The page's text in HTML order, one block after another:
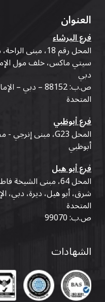
العنوان
فرع البرشاء
المحل رقم 18، مبنى
دبي
ص.ب: 88152 – دبي –
المتحدة
فرع أبوظبي
أبوظبي
فرع أبو هيل
المحل 64، مبنى الشيخة
شرق، أبو هيل، ديرة، دبي،
المتحدة
ص.ب: 99070
الشهادات